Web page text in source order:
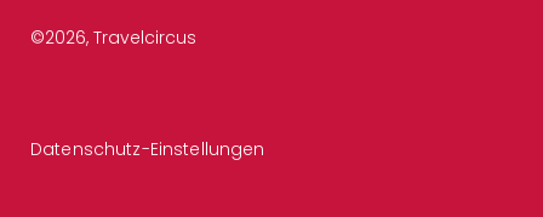
©2026, Travelcircus
Datenschutz-Einstellungen